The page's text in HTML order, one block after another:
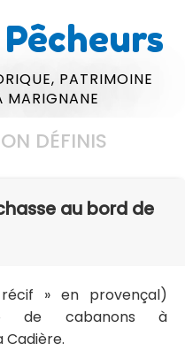
PATRIMOINE
MARIGNANE
DÉFINIS
au bord de
» en provençal)
de cabanons à
Cadière.